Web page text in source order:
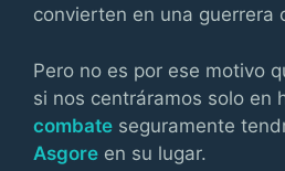
convierten en una guerrera
Pero no es por ese motivo
si nos centráramos solo en
combate seguramente
Asgore en su lugar.